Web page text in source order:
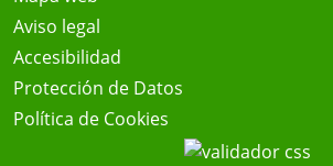
Aviso legal
Accesibilidad
Protección de Datos
Política de Cookies